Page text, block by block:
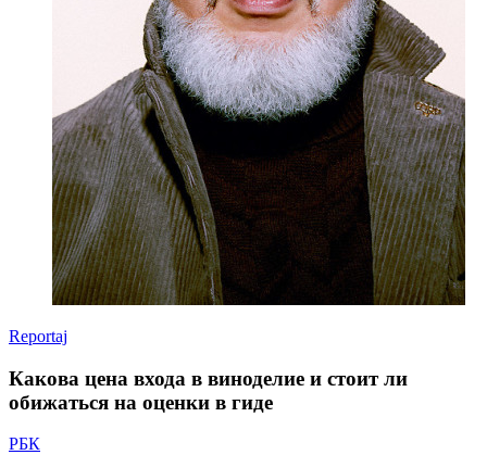
Reportaj
Какова цена входа в виноделие и стоит ли
обижаться на оценки в гиде
РБК